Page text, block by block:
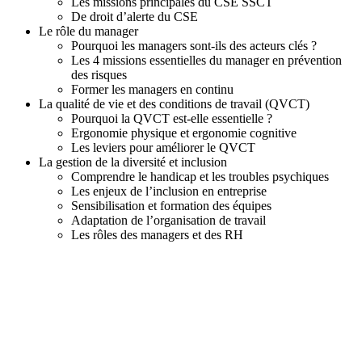
De droit d’alerte du CSE
Le rôle du manager
Pourquoi les managers sont-ils des acteurs clés ?
Les 4 missions essentielles du manager en prévention
des risques
Former les managers en continu
La qualité de vie et des conditions de travail (QVCT)
Pourquoi la QVCT est-elle essentielle ?
Ergonomie physique et ergonomie cognitive
Les leviers pour améliorer le QVCT
La gestion de la diversité et inclusion
Comprendre le handicap et les troubles psychiques
Les enjeux de l’inclusion en entreprise
Sensibilisation et formation des équipes
Adaptation de l’organisation de travail
Les rôles des managers et des RH